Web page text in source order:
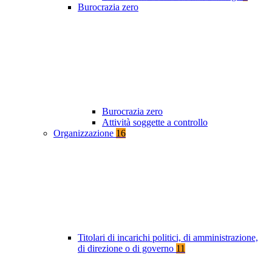
Burocrazia zero
Burocrazia zero
Attività soggette a controllo
Organizzazione 16
Titolari di incarichi politici, di amministrazione,
di direzione o di governo 11